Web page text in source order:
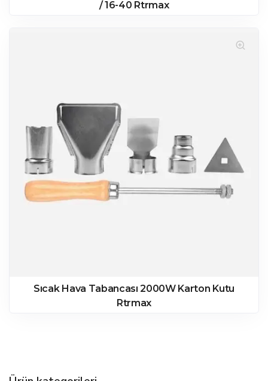
/ 16-40 Rtrmax
Sıcak Hava Tabancası 2000W Karton Kutu
Rtrmax